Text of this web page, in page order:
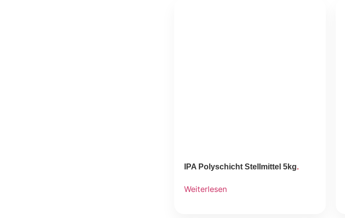
IPA Polyschicht Stellmittel 5kg
Weiterlesen